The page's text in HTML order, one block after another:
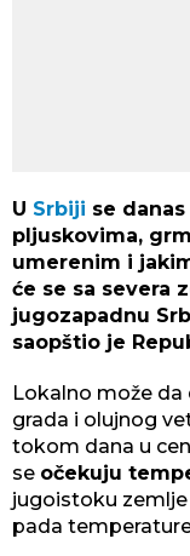
U Srbiji se
pljuskovima,
umerenim i
će se sa severa
jugozapadnu
saopštio je
Lokalno može
grada i olujnog
tokom dana u
se očekuju
jugoistoku
pada